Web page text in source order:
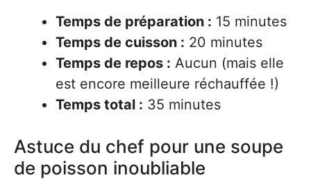
Temps de préparation : 15 minutes
Temps de cuisson : 20 minutes
Temps de repos : Aucun (mais elle
est encore meilleure réchauffée !)
Temps total : 35 minutes
Astuce du chef pour une soupe
de poisson inoubliable